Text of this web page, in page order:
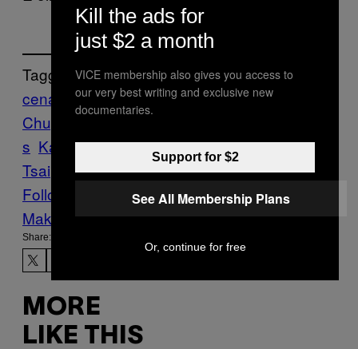
Tagged:
cenas
Chupa
Chupa
s Kawasaki legal Patrick
Tsai
penis pilas vaginas Vice Blog
Follow Us On Discover
Make Us Preferred In Top Stories
Share:
MORE
LIKE THIS
Kill the ads for
just $2 a month
VICE membership also gives you access to
our very best writing and exclusive new
documentaries.
Support for $2
See All Membership Plans
Or, continue for free